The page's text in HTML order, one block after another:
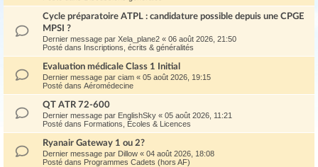
Cycle préparatoire ATPL : candidature possible depuis une CPGE
MPSI ?
Dernier message par Xela_plane2 « 06 août 2026, 21:50
Posté dans Inscriptions, écrits & généralités
Evaluation médicale Class 1 Initial
Dernier message par ciam « 05 août 2026, 19:15
Posté dans Aéromédecine
QT ATR 72-600
Dernier message par EnglishSky « 05 août 2026, 11:21
Posté dans Formations, Écoles & Licences
Ryanair Gateway 1 ou 2?
Dernier message par Dillow « 04 août 2026, 18:08
Posté dans Programmes Cadets (hors AF)